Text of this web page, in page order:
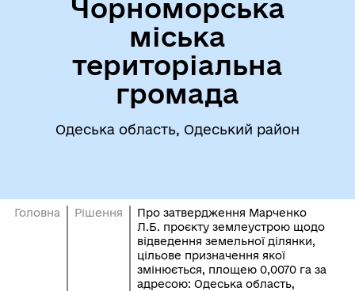
Чорноморська
міська
територіальна
громада
Одеська область, Одеський район
Головна Рішення
Про затвердження Марченко
Л.Б. проєкту землеустрою щодо
відведення земельної ділянки,
цільове призначення якої
змінюється, площею 0,0070 га за
адресою: Одеська область,